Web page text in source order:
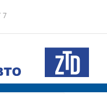
7